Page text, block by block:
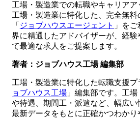
工場・製造業での転職やキャリアア
工場・製造業に特化した、完全無
「 ジョブハウスエージェント 」を
界に精通したアドバイザーが、経
て最適な求人をご提案します。
著者：ジョブハウス工場 編集部
工場・製造業に特化した転職支援プ
ョブハウス工場 」編集部です。工
や待遇、期間工・派遣など、幅広い
最新データをもとに正確かつわかり